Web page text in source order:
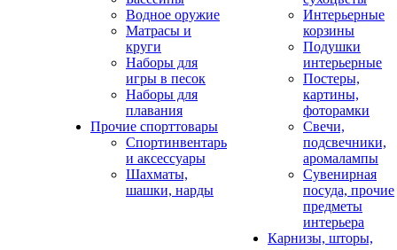
Водное оружие
Матрасы и
круги
Наборы для
игры в песок
Наборы для
плавания
Прочие спорттовары
Спортинвентарь
и аксессуары
Шахматы,
шашки, нарды
Интерьерные
корзины
Подушки
интерьерные
Постеры,
картины,
фоторамки
Свечи,
подсвечники,
аромалампы
Сувенирная
посуда, прочие
предметы
интерьера
Карнизы, шторы,